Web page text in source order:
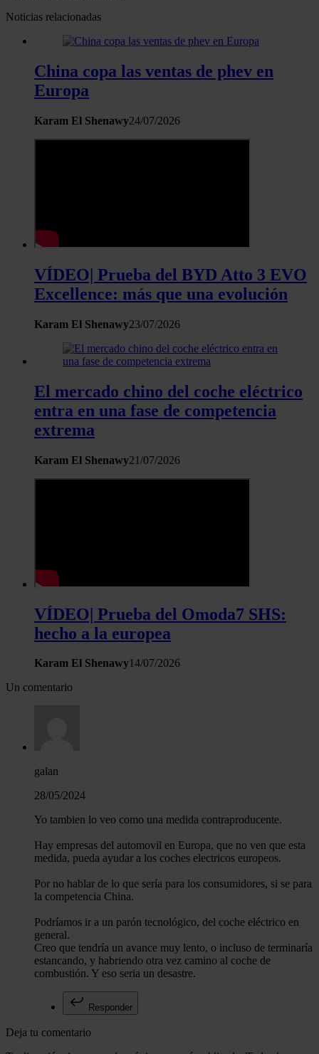
Noticias relacionadas
China copa las ventas de phev en
Europa
Karam El Shenawy24/07/2026
VÍDEO| Prueba del BYD Atto 3 EVO
Excellence: más que una evolución
Karam El Shenawy23/07/2026
El mercado chino del coche eléctrico
entra en una fase de competencia
extrema
Karam El Shenawy21/07/2026
VÍDEO| Prueba del Omoda7 SHS:
hecho a la europea
Karam El Shenawy14/07/2026
Un comentario
galan
28/05/2024
Yo tambien lo veo como una medida contraproducente.
Hay empresas del automovil en Europa, que no ven que esta
medida, pueda ayudar a los coches electricos europeos.
Por no hablar de lo que sería para los consumidores, si se para
la competencia China.
Podríamos ir a un parón tecnológico, del coche eléctrico en
general.
Creo que tendría un avance muy lento, o incluso de terminaría
estancando, y habriendo otra vez camino al coche de
combustión. Y eso seria un desastre.
Responder
Deja tu comentario